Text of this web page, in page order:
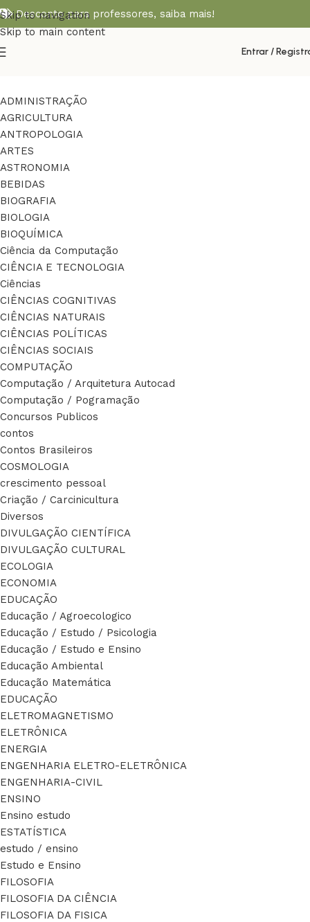
Skip to navigation
Skip to main content
Desconto para professores, saiba mais!
Entrar /
ADMINISTRAÇÃO
AGRICULTURA
ANTROPOLOGIA
ARTES
ASTRONOMIA
BEBIDAS
BIOGRAFIA
BIOLOGIA
BIOQUÍMICA
Ciência da Computação
CIÊNCIA E TECNOLOGIA
Ciências
CIÊNCIAS COGNITIVAS
CIÊNCIAS NATURAIS
CIÊNCIAS POLÍTICAS
CIÊNCIAS SOCIAIS
COMPUTAÇÃO
Computação / Arquitetura Autocad
Computação / Pogramação
Concursos Publicos
contos
Contos Brasileiros
COSMOLOGIA
crescimento pessoal
Criação / Carcinicultura
Diversos
DIVULGAÇÃO CIENTÍFICA
DIVULGAÇÃO CULTURAL
ECOLOGIA
ECONOMIA
EDUCAÇÃO
Educação / Agroecologico
Educação / Estudo / Psicologia
Educação / Estudo e Ensino
Educação Ambiental
Educação Matemática
EDUCAÇÃO
ELETROMAGNETISMO
ELETRÔNICA
ENERGIA
ENGENHARIA ELETRO-ELETRÔNICA
ENGENHARIA-CIVIL
ENSINO
Ensino estudo
ESTATÍSTICA
estudo / ensino
Estudo e Ensino
FILOSOFIA
FILOSOFIA DA CIÊNCIA
FILOSOFIA DA FISICA